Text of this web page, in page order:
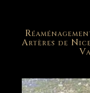
Artères de